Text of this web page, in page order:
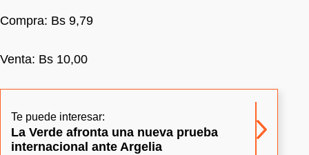
Compra: Bs 9,79
Venta: Bs 10,00
Te puede interesar:
La Verde afronta una nueva prueba
internacional ante Argelia